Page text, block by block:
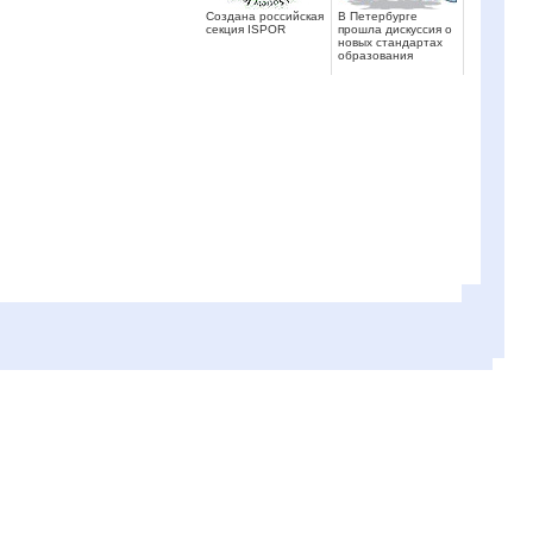
Создана российская
секция ISPOR
В Петербурге
прошла дискуссия о
новых стандартах
образования